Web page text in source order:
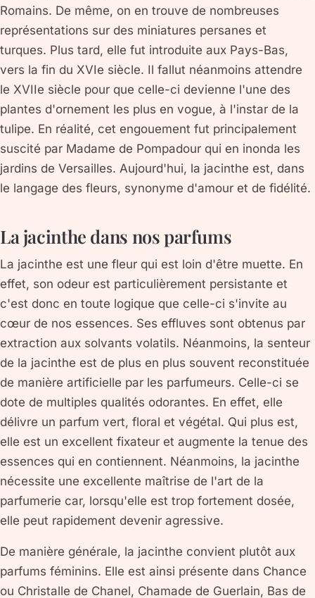
Romains. De même, on en trouve de nombreuses
représentations sur des miniatures persanes et
turques. Plus tard, elle fut introduite aux Pays-Bas,
vers la fin du XVIe siècle. Il fallut néanmoins attendre
le XVIIe siècle pour que celle-ci devienne l'une des
plantes d'ornement les plus en vogue, à l'instar de la
tulipe. En réalité, cet engouement fut principalement
suscité par Madame de Pompadour qui en inonda les
jardins de Versailles. Aujourd'hui, la jacinthe est, dans
le langage des fleurs, synonyme d'amour et de fidélité.
La jacinthe dans nos parfums
La jacinthe est une fleur qui est loin d'être muette. En
effet, son odeur est particulièrement persistante et
c'est donc en toute logique que celle-ci s'invite au
cœur de nos essences. Ses effluves sont obtenus par
extraction aux solvants volatils. Néanmoins, la senteur
de la jacinthe est de plus en plus souvent reconstituée
de manière artificielle par les parfumeurs. Celle-ci se
dote de multiples qualités odorantes. En effet, elle
délivre un parfum vert, floral et végétal. Qui plus est,
elle est un excellent fixateur et augmente la tenue des
essences qui en contiennent. Néanmoins, la jacinthe
nécessite une excellente maîtrise de l'art de la
parfumerie car, lorsqu'elle est trop fortement dosée,
elle peut rapidement devenir agressive.
De manière générale, la jacinthe convient plutôt aux
parfums féminins. Elle est ainsi présente dans Chance
ou Christalle de Chanel, Chamade de Guerlain, Bas de